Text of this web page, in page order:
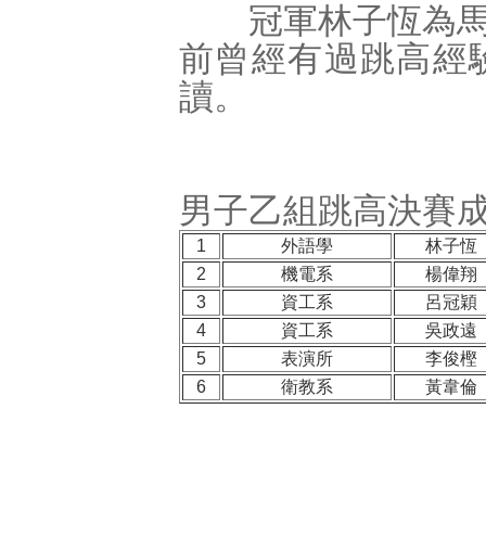
冠軍林子恆為馬
前曾經有過跳高經
讀。
男子乙組跳高決賽
1 外語學
林子恆
2
機電系
楊偉翔
3
資工系
呂冠穎
4
資工系
吳政遠
5
表演所
李俊樫
6
衛教系 黃韋倫